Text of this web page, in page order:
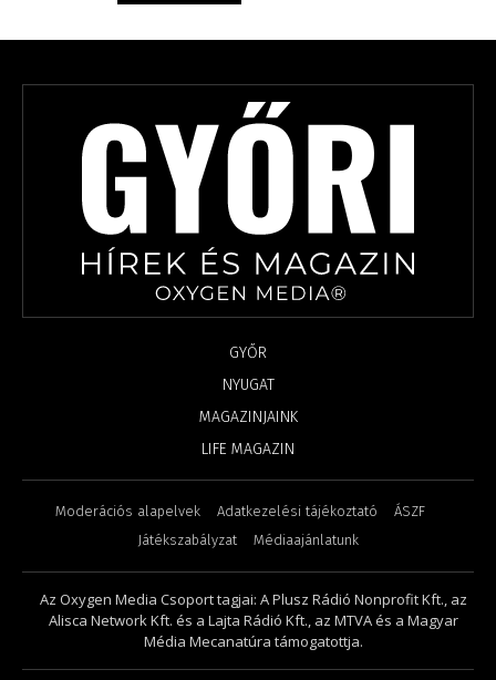
GYŐR
NYUGAT
MAGAZINJAINK
LIFE MAGAZIN
Moderációs alapelvek Adatkezelési tájékoztató
ÁSZF
Játékszabályzat
Médiaajánlatunk
Az Oxygen Media Csoport tagjai: A Plusz Rádió Nonprofit Kft., az
Alisca Network Kft. és a Lajta Rádió Kft., az MTVA és a Magyar
Média Mecanatúra támogatottja.